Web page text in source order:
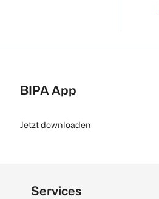
BIPA App
Jetzt downloaden
Services